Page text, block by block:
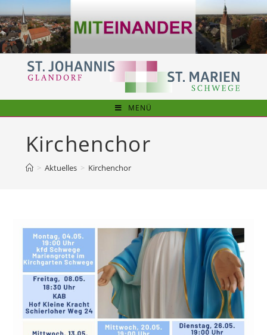
Inhalt
springen
MENÜ
Kirchenchor
> Aktuelles > Kirchenchor